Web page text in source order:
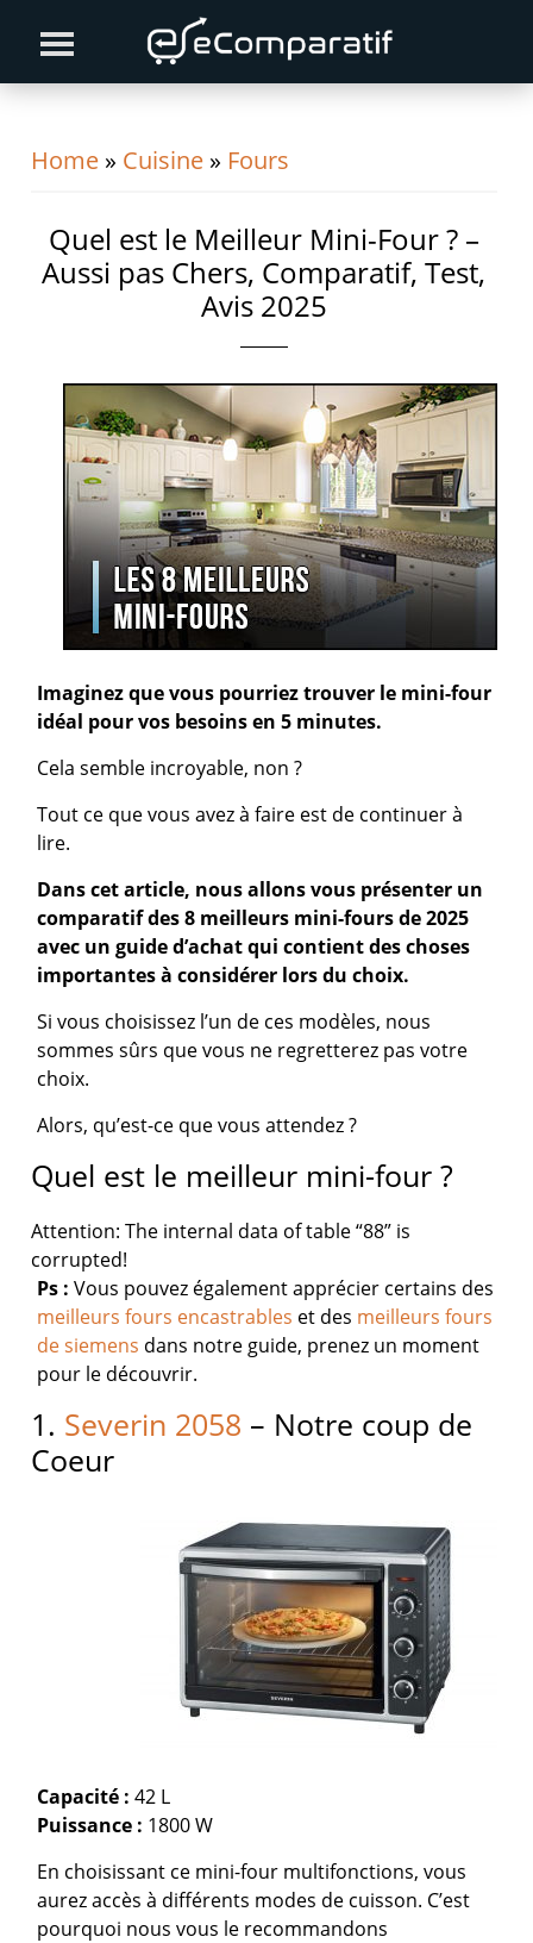
primary
content
primary
Home » Cuisine » Fours
Quel est le Meilleur Mini-Four ? –
Aussi pas Chers, Comparatif, Test,
Avis 2025
Imaginez que vous pourriez trouver le mini-four
idéal pour vos besoins en 5 minutes.
Cela semble incroyable, non ?
Tout ce que vous avez à faire est de continuer à
lire.
Dans cet article, nous allons vous présenter un
comparatif des 8 meilleurs mini-fours de 2025
avec un guide d’achat qui contient des choses
importantes à considérer lors du choix.
Si vous choisissez l’un de ces modèles, nous
sommes sûrs que vous ne regretterez pas votre
choix.
Alors, qu’est-ce que vous attendez ?
Quel est le meilleur mini-four ?
Attention: The internal data of table “88” is
corrupted!
Ps : Vous pouvez également apprécier certains des
meilleurs fours encastrables et des meilleurs fours
de siemens dans notre guide, prenez un moment
pour le découvrir.
1. Severin 2058 – Notre coup de
Coeur
Capacité :42 L
Puissance : 1800 W
En choisissant ce mini-four multifonctions, vous
aurez accès à différents modes de cuisson. C’est
pourquoi nous vous le recommandons